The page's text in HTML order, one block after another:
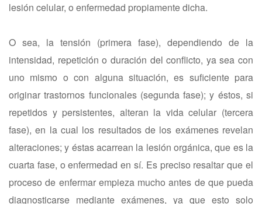
lesión celular, o enfermedad propiamente dicha.
O sea, la tensión (primera fase), dependiendo de la
intensidad, repetición o duración del conflicto, ya sea con
uno mismo o con alguna situación, es suficiente para
originar trastornos funcionales (segunda fase); y éstos, si
repetidos y persistentes, alteran la vida celular (tercera
fase), en la cual los resultados de los exámenes revelan
alteraciones; y éstas acarrean la lesión orgánica, que es la
cuarta fase, o enfermedad en sí. Es preciso resaltar que el
proceso de enfermar empieza mucho antes de que pueda
diagnosticarse mediante exámenes, ya que esto solo